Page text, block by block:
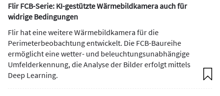
Flir FCB-Serie: KI-gestützte Wärmebildkamera auch für
widrige Bedingungen
Flir hat eine weitere Wärmebildkamera für die
Perimeterbeobachtung entwickelt. Die FCB-Baureihe
ermöglicht eine wetter- und beleuchtungsunabhängige
Umfelderkennung, die Analyse der Bilder erfolgt mittels
Deep Learning.